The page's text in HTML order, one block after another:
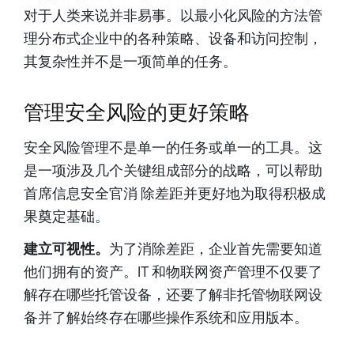
对于人类来说并非易事。以最小化风险的方法管
理分布式企业中的各种策略、设备和访问控制，
其复杂性并不是一项简单的任务。
管理安全风险的更好策略
安全风险管理不是单一的任务或单一的工具。这
是一项涉及几个关键组成部分的战略，可以帮助
首席信息安全官消 除差距并更好地为取得积极成
果奠定基础。
建立可视性。 为了消除差距，企业首先需要知道
他们拥有的资产。IT 和物联网资产管理不仅要了
解存在哪些托管设备，还要了解非托管物联网设
备并了解始终存在哪些操作系统和应用版本。